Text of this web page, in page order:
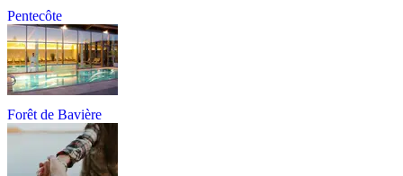
Pentecôte
Forêt de Bavière